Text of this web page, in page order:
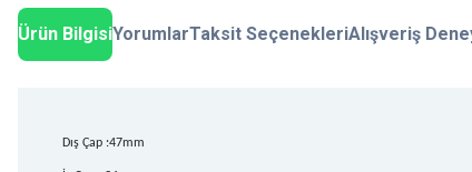
Ürün BilgisiYorumlarTaksit SeçenekleriAlışveriş
Dış Çap :47mm